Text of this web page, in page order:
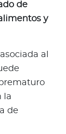
de
y
al
la
de